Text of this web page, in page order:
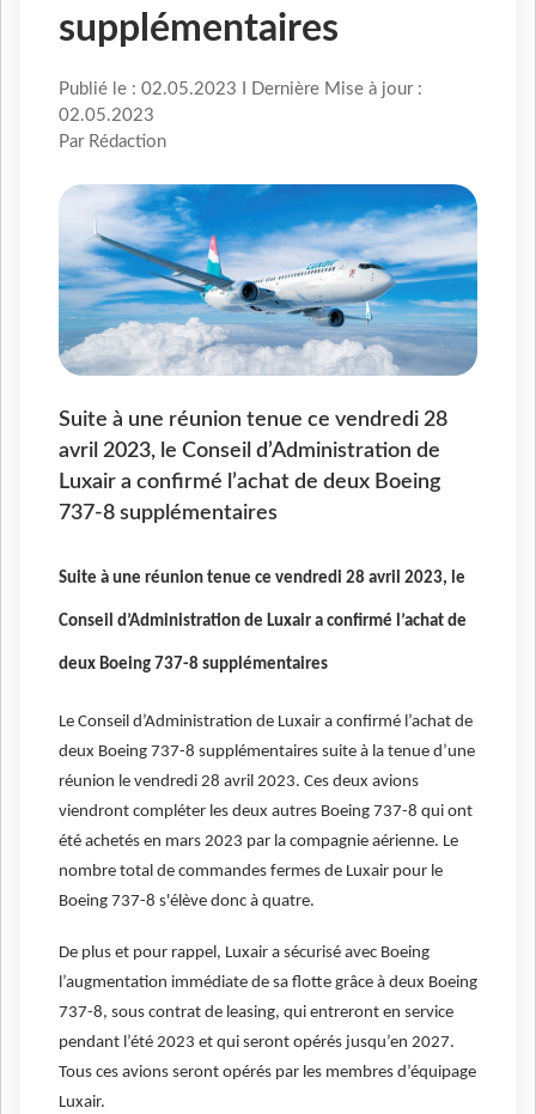
supplémentaires
Publié le : 02.05.2023 I Dernière Mise à jour :
02.05.2023
Par Rédaction
Suite à une réunion tenue ce vendredi 28
avril 2023, le Conseil d’Administration de
Luxair a confirmé l’achat de deux Boeing
737-8 supplémentaires
Suite à une réunion tenue ce vendredi 28 avril 2023, le
Conseil d’Administration de Luxair a confirmé l’achat de
deux Boeing 737-8 supplémentaires
Le Conseil d’Administration de Luxair a confirmé l’achat de
deux Boeing 737-8 supplémentaires suite à la tenue d’une
réunion le vendredi 28 avril 2023. Ces deux avions
viendront compléter les deux autres Boeing 737-8 qui ont
été achetés en mars 2023 par la compagnie aérienne. Le
nombre total de commandes fermes de Luxair pour le
Boeing 737-8 s'élève donc à quatre.
De plus et pour rappel, Luxair a sécurisé avec Boeing
l’augmentation immédiate de sa flotte grâce à deux Boeing
737-8, sous contrat de leasing, qui entreront en service
pendant l’été 2023 et qui seront opérés jusqu’en 2027.
Tous ces avions seront opérés par les membres d’équipage
Luxair.